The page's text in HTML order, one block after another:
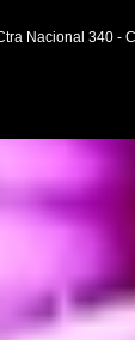
Nacional 340 -